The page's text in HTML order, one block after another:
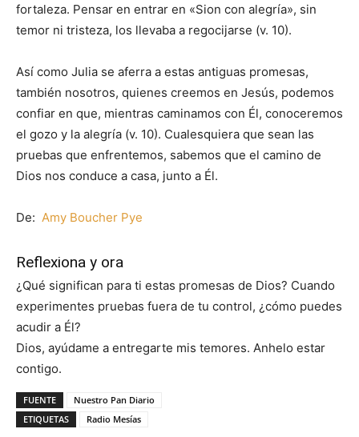
fortaleza. Pensar en entrar en «Sion con alegría», sin
temor ni tristeza, los llevaba a regocijarse (v. 10).
Así como Julia se aferra a estas antiguas promesas,
también nosotros, quienes creemos en Jesús, podemos
confiar en que, mientras caminamos con Él, conoceremos
el gozo y la alegría (v. 10). Cualesquiera que sean las
pruebas que enfrentemos, sabemos que el camino de
Dios nos conduce a casa, junto a Él.
De: Amy Boucher Pye
Reflexiona y ora
¿Qué significan para ti estas promesas de Dios? Cuando
experimentes pruebas fuera de tu control, ¿cómo puedes
acudir a Él?
Dios, ayúdame a entregarte mis temores. Anhelo estar
contigo.
FUENTE
Nuestro Pan Diario
ETIQUETAS
Radio Mesías